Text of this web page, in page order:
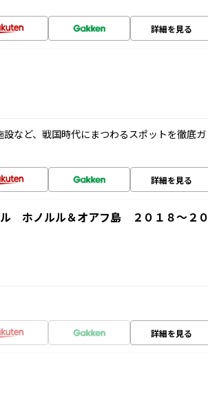
詳細を見る
など、戦国時代にまつわるスポットを徹底ガ
詳細を見る
ホノルル＆オアフ島 ２０１８～２０
詳細を見る